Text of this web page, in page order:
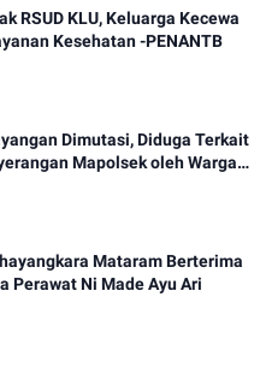
RSUD KLU, Keluarga Kecewa
Kesehatan -PENANTB
Dimutasi, Diduga Terkait
Mapolsek oleh Warga -
Mataram Berterima
Perawat Ni Made Ayu Ari